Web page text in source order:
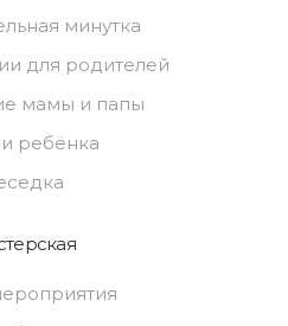
минутка
для родителей
мамы и папы
ребёнка